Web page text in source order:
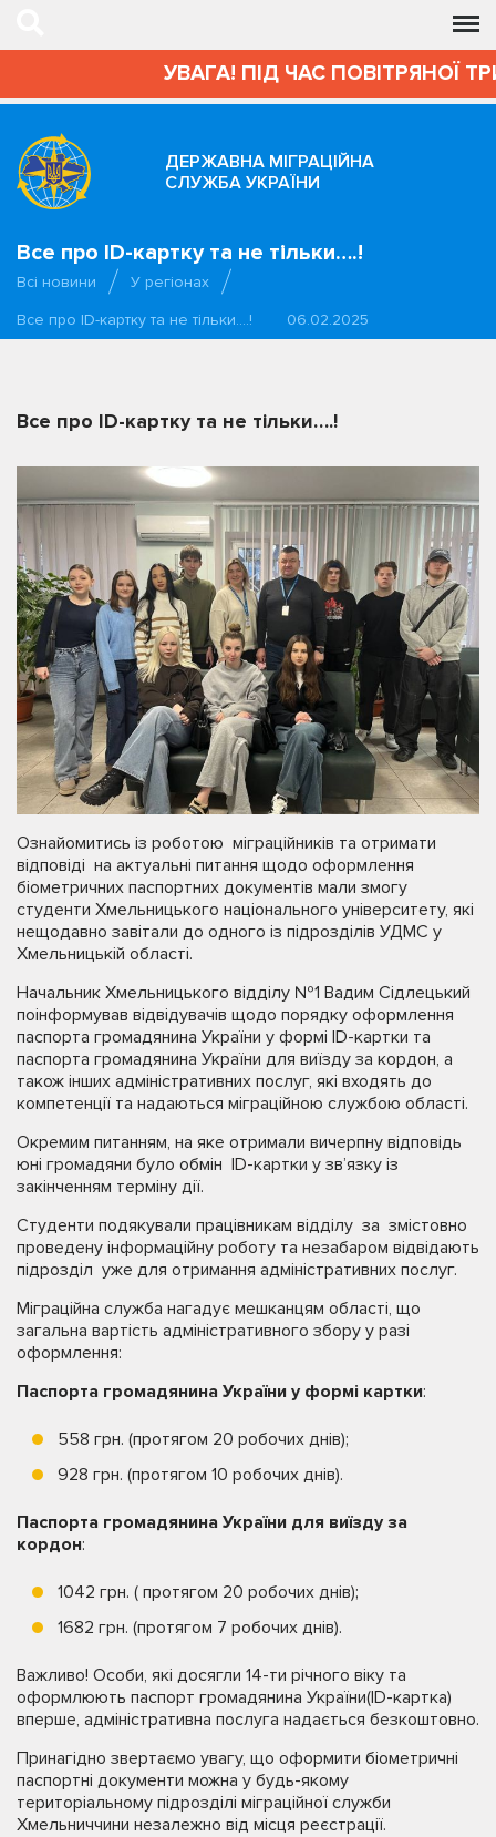
УВАГА! ПІД ЧАС ПОВІТРЯНОЇ
ДЕРЖАВНА МІГРАЦІЙНА
СЛУЖБА УКРАЇНИ
Все про ID-картку та не тільки….!
Всі новини
У регіонах
Все про ID-картку та не тільки….!
06.02.2025
Все про ID-картку та не тільки….!
Ознайомитись із роботою міграційників та отримати
відповіді на актуальні питання щодо оформлення
біометричних паспортних документів мали змогу
студенти Хмельницького національного університету, які
нещодавно завітали до одного із підрозділів УДМС у
Хмельницькій області.
Начальник Хмельницького відділу №1 Вадим Сідлецький
поінформував відвідувачів щодо порядку оформлення
паспорта громадянина України у формі ID-картки та
паспорта громадянина України для виїзду за кордон, а
також інших адміністративних послуг, які входять до
компетенції та надаються міграційною службою області.
Окремим питанням, на яке отримали вичерпну відповідь
юні громадяни було обмін ID-картки у зв’язку із
закінченням терміну дії.
Студенти подякували працівникам відділу за змістовно
проведену інформаційну роботу та незабаром відвідають
підрозділ уже для отримання адміністративних послуг.
Міграційна служба нагадує мешканцям області, що
загальна вартість адміністративного збору у разі
оформлення:
Паспорта громадянина України у формі картки:
558 грн. (протягом 20 робочих днів);
928 грн. (протягом 10 робочих днів).
Паспорта громадянина України для виїзду за
кордон:
1042 грн. ( протягом 20 робочих днів);
1682 грн. (протягом 7 робочих днів).
Важливо! Особи, які досягли 14-ти річного віку та
оформлюють паспорт громадянина України(ID-картка)
вперше, адміністративна послуга надається безкоштовно.
Принагідно звертаємо увагу, що оформити біометричні
паспортні документи можна у будь-якому
територіальному підрозділі міграційної служби
Хмельниччини незалежно від місця реєстрації.